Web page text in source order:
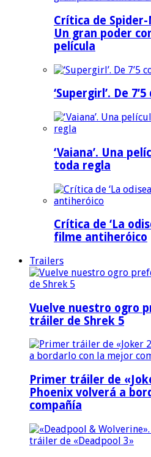
Crítica de
Un gran poder
película
‘Supergirl’. De
‘Vaiana’. Una
toda regla
Crítica de ‘La
filme antiheróico
Trailers
Vuelve nuestro ogro
tráiler de Shrek 5
Primer tráiler de
Phoenix volverá a
compañía